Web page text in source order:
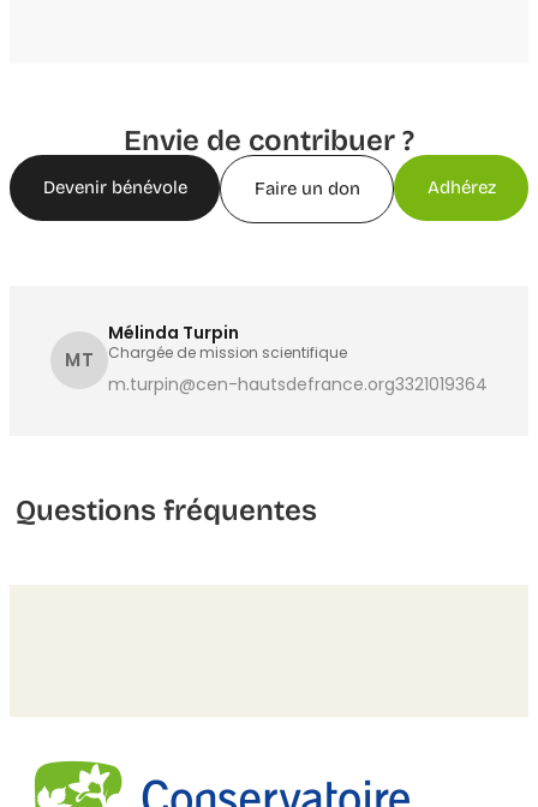
Envie de contribuer ?
Devenir bénévole Faire un don Adhérez
MT
Mélinda Turpin
Chargée de mission scientifique
m.turpin@cen-hautsdefrance.org3321019364
Questions fréquentes